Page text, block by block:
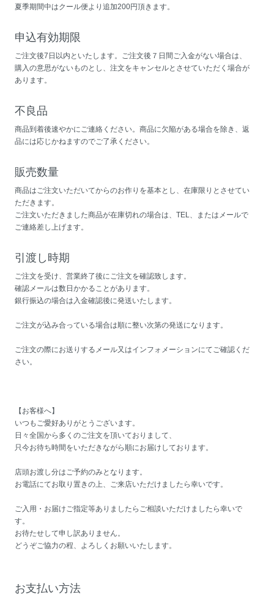
夏季期間中はクール便より追加200円頂きます。
申込有効期限
ご注文後7日以内といたします。ご注文後７日間ご入金がない場合は、
購入の意思がないものとし、注文をキャンセルとさせていただく場合が
あります。
不良品
商品到着後速やかにご連絡ください。商品に欠陥がある場合を除き、返
品には応じかねますのでご了承ください。
販売数量
商品はご注文いただいてからのお作りを基本とし、在庫限りとさせてい
ただきます。
ご注文いただきました商品が在庫切れの場合は、TEL、またはメールで
ご連絡差し上げます。
引渡し時期
ご注文を受け、営業終了後にご注文を確認致します。
確認メールは数日かかることがあります。
銀行振込の場合は入金確認後に発送いたします。
ご注文が込み合っている場合は順に整い次第の発送になります。
ご注文の際にお送りするメール又はインフォメーションにてご確認くだ
さい。
【お客様へ】
いつもご愛好ありがとうございます。
日々全国から多くのご注文を頂いておりまして、
只今お待ち時間をいただきながら順にお届けしております。
店頭お渡し分はご予約のみとなります。
お電話にてお取り置きの上、ご来店いただけましたら幸いです。
ご入用・お届けご指定等ありましたらご相談いただけましたら幸いで
す。
お待たせして申し訳ありません。
どうぞご協力の程、よろしくお願いいたします。
お支払い方法